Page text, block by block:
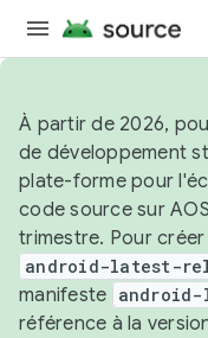
À partir de 2026,
de développement
plate-forme pour
code source sur
trimestre. Pour
android-latest-
manifeste
référence à la